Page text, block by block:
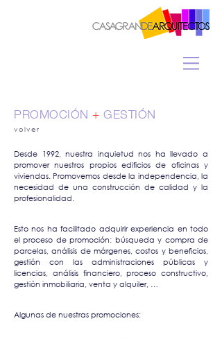
Desde 1992, nuestra inquietud nos ha llevado a
promover nuestros propios edificios de oficinas y
viviendas. Promovemos desde la independencia, la
necesidad de una construcción de calidad y la
profesionalidad.
Esto nos ha facilitado adquirir experiencia en todo
el proceso de promoción: búsqueda y compra de
parcelas, análisis de márgenes, costos y beneficios,
gestión con las administraciones públicas y
licencias, análisis financiero, proceso constructivo,
gestión inmobiliaria, venta y alquiler, …
Algunas de nuestras promociones:
PROMOCIÓN +GESTIÓN
volver